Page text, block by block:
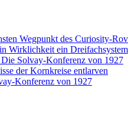
Wegpunkt des Curiosity-
Wirklichkeit ein Dreifachsystem
Die Solvay-Konferenz von 1927
der Kornkreise entlarven
Konferenz von 1927